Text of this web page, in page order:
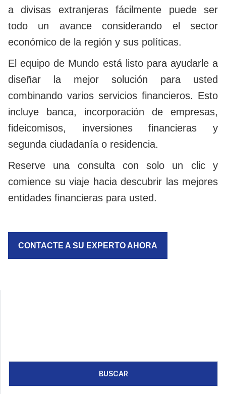
a divisas extranjeras fácilmente puede ser
todo un avance considerando el sector
económico de la región y sus políticas.
El equipo de Mundo está listo para ayudarle a
diseñar la mejor solución para usted
combinando varios servicios financieros. Esto
incluye banca, incorporación de empresas,
fideicomisos, inversiones financieras y
segunda ciudadanía o residencia.
Reserve una consulta con solo un clic y
comience su viaje hacia descubrir las mejores
entidades financieras para usted.
CONTACTE A SU EXPERTO AHORA
BUSCAR